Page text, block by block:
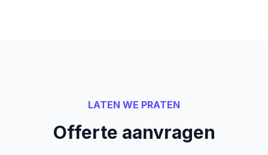
LATEN WE PRATEN
Offerte aanvragen